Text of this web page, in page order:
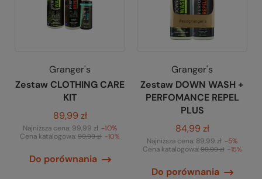
Granger's
Zestaw CLOTHING CARE
KIT
89,99 zł
Najniższa cena: 99,99 zł -10%
Cena katalogowa: 99,99 zł -10%
Do porównania
Granger's
Zestaw DOWN WASH +
PERFOMANCE REPEL
PLUS
84,99 zł
Najniższa cena: 89,99 zł -5%
Cena katalogowa:99,99 zł -15%
Do porównania